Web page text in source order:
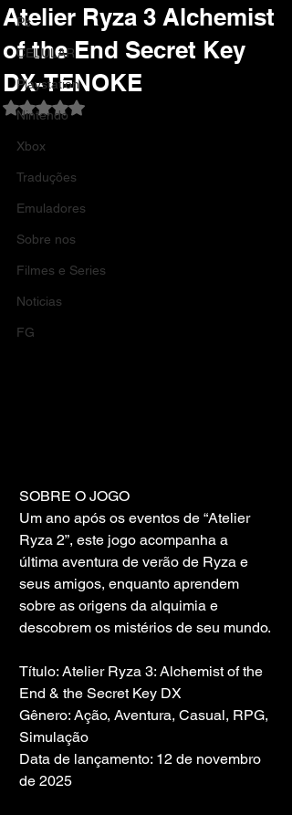
Pc
CELULAR
Playstation
Nintendo
Xbox
Traduções
Emuladores
Sobre nos
Filmes e Series
Noticias
FG
Atelier Ryza 3 Alchemist
of the End Secret Key
DX-TENOKE
Avaliado com NaN de 5 estrelas.
SOBRE O JOGO
Um ano após os eventos de “Atelier
Ryza 2”, este jogo acompanha a
última aventura de verão de Ryza e
seus amigos, enquanto aprendem
sobre as origens da alquimia e
descobrem os mistérios de seu mundo.
Título: Atelier Ryza 3: Alchemist of the
End & the Secret Key DX
Gênero: Ação, Aventura, Casual, RPG,
Simulação
Data de lançamento: 12 de novembro
de 2025